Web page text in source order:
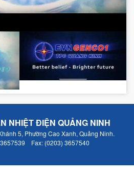
NHIỆT ĐIỆN QUẢNG NINH
5, Phường Cao Xanh, Quảng Ninh.
Fax: (0203) 3657540